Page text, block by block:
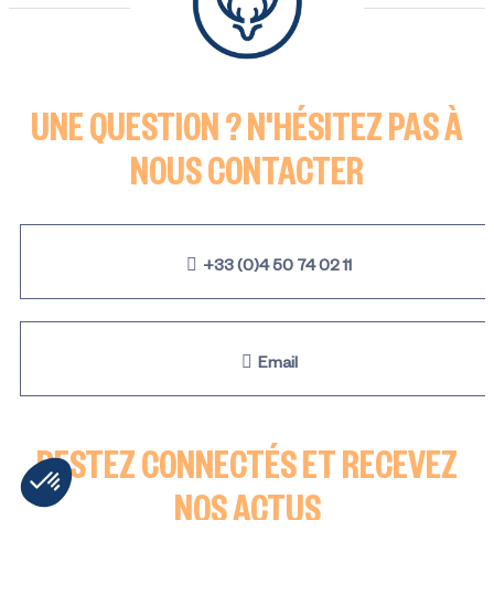
UNE QUESTION ? N'HÉSITEZ PAS À
NOUS CONTACTER
+33 (0)4 50 74 02 11
Email
RESTEZ CONNECTÉS ET RECEVEZ
NOS ACTUS